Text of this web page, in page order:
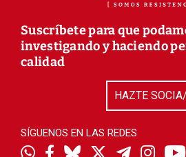
Suscríbete para que
investigando y haciendo
calidad
HAZTE
SÍGUENOS EN LAS REDES